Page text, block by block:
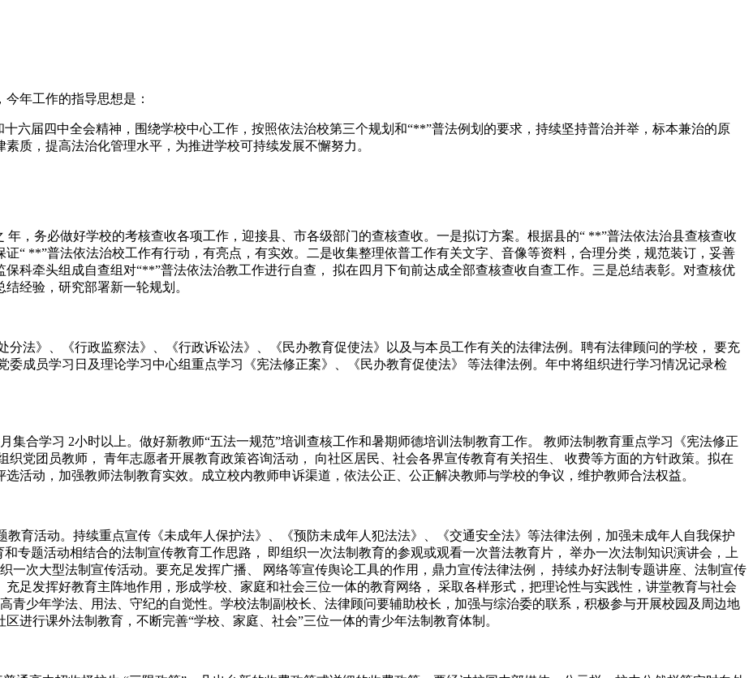
年工作的指导思想是：
六届四中全会精神，围绕学校中心工作，按照依法治校第三个规划和“**”普法例划的要求，持续坚持普治并举，标本兼治的原
质，提高法治化管理水平，为推进学校可持续发展不懈努力。
年，务必做好学校的考核查收各项工作，迎接县、市各级部门的查核查收。一是拟订方案。根据县的“ **”普法依法治县查核查收
“ **”普法依法治校工作有行动，有亮点，有实效。二是收集整理依普工作有关文字、音像等资料，合理分类，规范装订，妥善
科牵头组成自查组对“**”普法依法治教工作进行自查， 拟在四月下旬前达成全部查核查收自查工作。三是总结表彰。对查核优
经验，研究部署新一轮规划。
法》、《行政监察法》、《行政诉讼法》、《民办教育促使法》以及与本员工作有关的法律法例。聘有法律顾问的学校， 要充
成员学习日及理论学习中心组重点学习《宪法修正案》、《民办教育促使法》 等法律法例。年中将组织进行学习情况记录检
集合学习 2小时以上。做好新教师“五法一规范”培训查核工作和暑期师德培训法制教育工作。 教师法制教育重点学习《宪法修正
党团员教师， 青年志愿者开展教育政策咨询活动， 向社区居民、社会各界宣传教育有关招生、 收费等方面的方针政策。拟在
活动，加强教师法制教育实效。成立校内教师申诉渠道，依法公正、公正解决教师与学校的争议，维护教师合法权益。
育活动。持续重点宣传《未成年人保护法》、《预防未成年人犯法法》、《交通安全法》等法律法例，加强未成年人自我保护
专题活动相结合的法制宣传教育工作思路， 即组织一次法制教育的参观或观看一次普法教育片， 举办一次法制知识演讲会，上
一次大型法制宣传活动。要充足发挥广播、 网络等宣传舆论工具的作用，鼎力宣传法律法例， 持续办好法制专题讲座、法制宣传
足发挥好教育主阵地作用，形成学校、家庭和社会三位一体的教育网络， 采取各样形式，把理论性与实践性，讲堂教育与社会
青少年学法、用法、守纪的自觉性。学校法制副校长、法律顾问要辅助校长，加强与综治委的联系，积极参与开展校园及周边地
进行课外法制教育，不断完善“学校、家庭、社会”三位一体的青少年法制教育体制。